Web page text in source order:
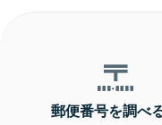
郵便番号を調べ